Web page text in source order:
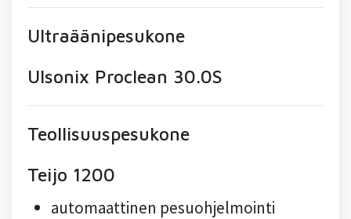
Ultraäänipesukone
Ulsonix Proclean 30.0S
Teollisuuspesukone
Teijo 1200
automaattinen pesuohjelmointi